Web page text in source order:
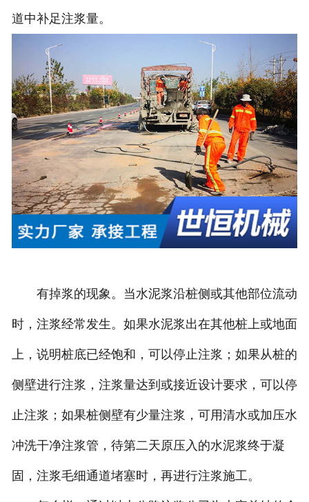
道中补足注浆量。
有掉浆的现象。当水泥浆沿桩侧或其他部位流动
时，注浆经常发生。如果水泥浆出在其他桩上或地面
上，说明桩底已经饱和，可以停止注浆；如果从桩的
侧壁进行注浆，注浆量达到或接近设计要求，可以停
止注浆；如果桩侧壁有少量注浆，可用清水或加压水
冲洗干净注浆管，待第二天原压入的水泥浆终于凝
固，注浆毛细通道堵塞时，再进行注浆施工。